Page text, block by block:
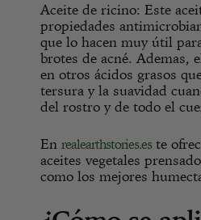
Aceite de ricino: Este
propiedades
que lo hacen muy útil
brotes de acné. Ademas,
en otros ácidos grasos
tersura y la suavidad
del rostro y de todo el
En realearthstories.es te
aceites vegetales
como los mejores